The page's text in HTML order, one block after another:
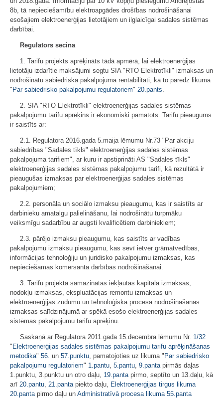
8b, tā nepieciešamību elektroapgādes drošības nodrošināšanai
esošajiem elektroenerģijas lietotājiem un ilglaicīgai sadales sistēmas
darbībai.
Regulators secina
1. Tarifu projekts aprēķināts tādā apmērā, lai elektroenerģijas
lietotāju izdarītie maksājumi segtu SIA "RTO Elektrotīkli" izmaksas un
nodrošinātu sabiedriskā pakalpojuma rentabilitāti, kā to paredz likuma
" Par sabiedrisko pakalpojumu regulatoriem" 20.pants.
2. SIA "RTO Elektrotīkli" elektroenerģijas sadales sistēmas
pakalpojumu tarifu aprēķins ir ekonomiski pamatots. Tarifu pieaugums
ir saistīts ar:
2.1. Regulatora 2016.gada 5.maija lēmumu Nr.73 "Par akciju
sabiedrības "Sadales tīkls" elektroenerģijas sadales sistēmas
pakalpojuma tarifiem", ar kuru ir apstiprināti AS "Sadales tīkls"
elektroenerģijas sadales sistēmas pakalpojumu tarifi, kā rezultātā ir
pieaugušas izmaksas par elektroenerģijas sadales sistēmas
pakalpojumiem;
2.2. personāla un sociālo izmaksu pieaugumu, kas ir saistīts ar
darbinieku amatalgu palielināšanu, lai nodrošinātu turpmāku
veiksmīgu sadarbību ar augsti kvalificētiem darbiniekiem;
2.3. pārējo izmaksu pieaugumu, kas saistīts ar vadības
pakalpojumu izmaksu pieaugumu, kas sevī ietver grāmatvedības,
informācijas tehnoloģiju un juridisko pakalpojumu izmaksas, kas
nepieciešamas komersanta darbības nodrošināšanai.
3. Tarifu projektā samazinātas iekļautās kapitāla izmaksas,
nodokļu izmaksas, ekspluatācijas remontu izmaksas un
elektroenerģijas zudumu un tehnoloģiskā procesa nodrošināšanas
izmaksas salīdzinājumā ar spēkā esošo elektroenerģijas sadales
sistēmas pakalpojumu tarifu aprēķinu.
Saskaņā ar Regulatora 2011.gada 15.decembra lēmumu Nr. 1/32
" Elektroenerģijas sadales sistēmas pakalpojumu tarifu aprēķināšanas
metodika" 56. un 57.punktu, pamatojoties uz likuma " Par sabiedrisko
pakalpojumu regulatoriem" 1.pantu, 5.pantu, 9.pantapirmās daļas
1.punktu, 3.punktu un otro daļu, 19.pantapirmo, septīto un 13.daļu, kā
arī 20.pantu, 21.pantapiekto daļu, Elektroenerģijas tirgus likuma
20.pantapirmo daļu un Administratīvā procesa likuma 55.panta